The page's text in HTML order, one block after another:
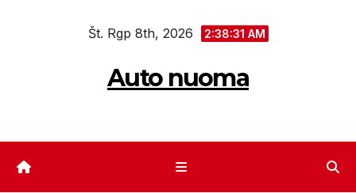
Št. Rgp 8th, 2026 2:38:31 AM
Auto nuoma